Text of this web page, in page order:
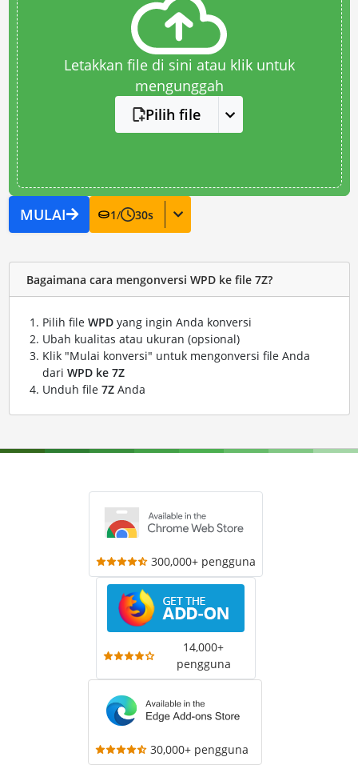
Letakkan file di sini atau klik untuk
mengunggah
Pilih file
MULAI 1/ 30s
Bagaimana cara mengonversi WPD ke file 7Z?
Pilih file WPDyang ingin Anda konversi
Ubah kualitas atau ukuran (opsional)
Klik "Mulai konversi" untuk mengonversi file Anda
dari WPD ke 7Z
Unduh file 7ZAnda
300,000+ pengguna
14,000+
pengguna
30,000+ pengguna